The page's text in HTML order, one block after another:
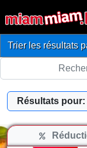
Résultats pour: